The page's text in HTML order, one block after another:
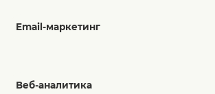
Email-маркетинг
Веб-аналитика